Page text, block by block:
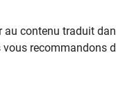
about the
au contenu traduit
vous recommandons